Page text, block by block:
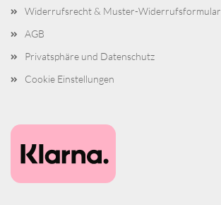
Widerrufsrecht & Muster-Widerrufsformular
AGB
Privatsphäre und Datenschutz
Cookie Einstellungen